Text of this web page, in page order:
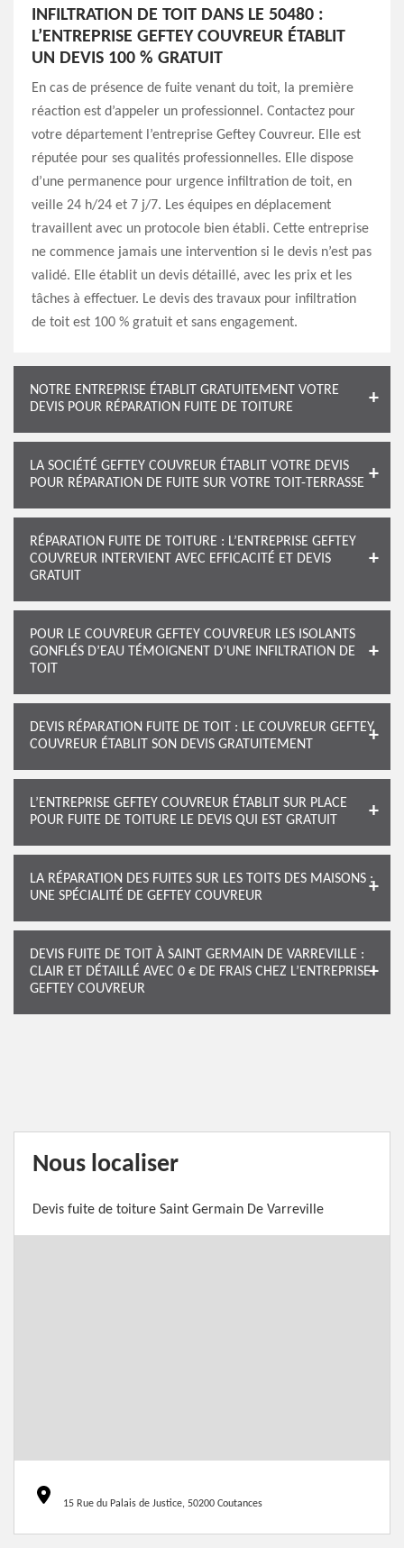
INFILTRATION DE TOIT DANS LE 50480 :
L’ENTREPRISE GEFTEY COUVREUR ÉTABLIT
UN DEVIS 100 % GRATUIT
En cas de présence de fuite venant du toit, la première
réaction est d’appeler un professionnel. Contactez pour
votre département l’entreprise Geftey Couvreur. Elle est
réputée pour ses qualités professionnelles. Elle dispose
d’une permanence pour urgence infiltration de toit, en
veille 24 h/24 et 7 j/7. Les équipes en déplacement
travaillent avec un protocole bien établi. Cette entreprise
ne commence jamais une intervention si le devis n’est pas
validé. Elle établit un devis détaillé, avec les prix et les
tâches à effectuer. Le devis des travaux pour infiltration
de toit est 100 % gratuit et sans engagement.
NOTRE ENTREPRISE ÉTABLIT GRATUITEMENT VOTRE
DEVIS POUR RÉPARATION FUITE DE TOITURE
LA SOCIÉTÉ GEFTEY COUVREUR ÉTABLIT VOTRE DEVIS
POUR RÉPARATION DE FUITE SUR VOTRE TOIT-TERRASSE
RÉPARATION FUITE DE TOITURE : L’ENTREPRISE GEFTEY
COUVREUR INTERVIENT AVEC EFFICACITÉ ET DEVIS
GRATUIT
POUR LE COUVREUR GEFTEY COUVREUR LES ISOLANTS
GONFLÉS D’EAU TÉMOIGNENT D’UNE INFILTRATION DE
TOIT
DEVIS RÉPARATION FUITE DE TOIT : LE COUVREUR GEFTEY
COUVREUR ÉTABLIT SON DEVIS GRATUITEMENT
L’ENTREPRISE GEFTEY COUVREUR ÉTABLIT SUR PLACE
POUR FUITE DE TOITURE LE DEVIS QUI EST GRATUIT
LA RÉPARATION DES FUITES SUR LES TOITS DES MAISONS :
UNE SPÉCIALITÉ DE GEFTEY COUVREUR
DEVIS FUITE DE TOIT À SAINT GERMAIN DE VARREVILLE :
CLAIR ET DÉTAILLÉ AVEC 0 € DE FRAIS CHEZ L’ENTREPRISE
GEFTEY COUVREUR
Nous localiser
Devis fuite de toiture Saint Germain De Varreville
15 Rue du Palais de Justice, 50200 Coutances